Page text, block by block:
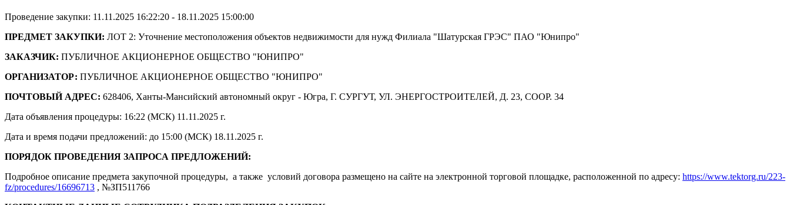
Проведение закупки: 11.11.2025 16:22:20 - 18.11.2025 15:00:00
ПРЕДМЕТ ЗАКУПКИ: ЛОТ 2: Уточнение местоположения объектов недвижимости для нужд Филиала "Шатурская ГРЭС" ПАО "Юнипро"
ЗАКАЗЧИК: ПУБЛИЧНОЕ АКЦИОНЕРНОЕ ОБЩЕСТВО "ЮНИПРО"
ОРГАНИЗАТОР: ПУБЛИЧНОЕ АКЦИОНЕРНОЕ ОБЩЕСТВО "ЮНИПРО"
ПОЧТОВЫЙ АДРЕС: 628406, Ханты-Мансийский автономный округ - Югра, Г. СУРГУТ, УЛ. ЭНЕРГОСТРОИТЕЛЕЙ, Д. 23, СООР. 34
Дата объявления процедуры: 16:22 (МСК) 11.11.2025 г.
Дата и время подачи предложений: до 15:00 (МСК) 18.11.2025 г.
ПОРЯДОК ПРОВЕДЕНИЯ ЗАПРОСА ПРЕДЛОЖЕНИЙ:
Подробное описание предмета закупочной процедуры, а также условий договора размещено на сайте на электронной торговой площадке, расположенной по адресу: https://www.tektorg.ru/223-
fz/procedures/16696713 , №ЗП511766